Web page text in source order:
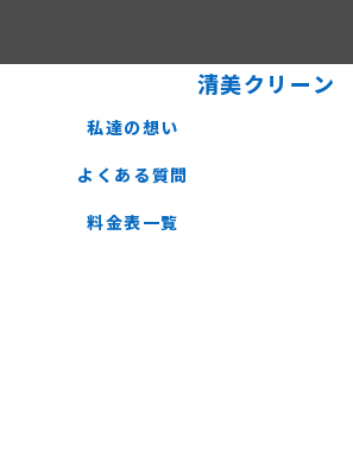
清美クリーン
私達の想い
よくある質問
料金表一覧